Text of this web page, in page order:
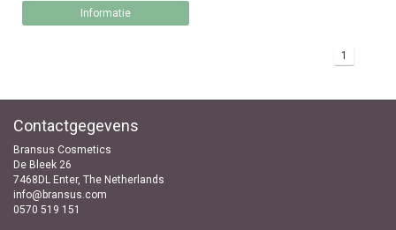
Informatie
1
Contactgegevens
Bransus Cosmetics
De Bleek 26
7468DL Enter, The Netherlands
info@bransus.com
0570 519 151